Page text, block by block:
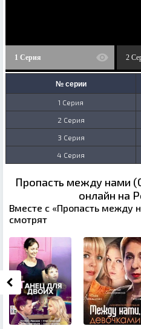
1 Серия 2
№ серии
1 Серия
2 Серия
3 Серия
4 Серия
Пропасть между нами
онлайн на
Вместе с «Пропасть между
смотрят